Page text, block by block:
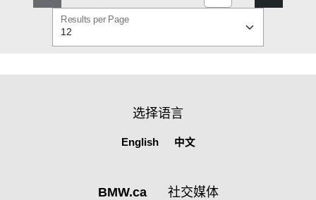
Results per Page
选择语言
English 中文
BMW.ca 社交媒体